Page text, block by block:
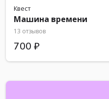
Квест
Машина времени
13 отзывов
700 ₽